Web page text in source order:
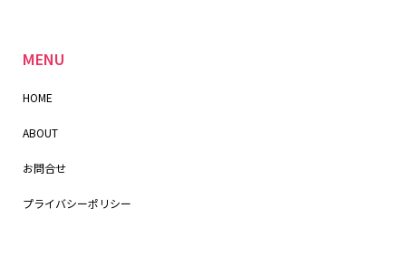
MENU
HOME
ABOUT
お問合せ
プライバシーポリシー